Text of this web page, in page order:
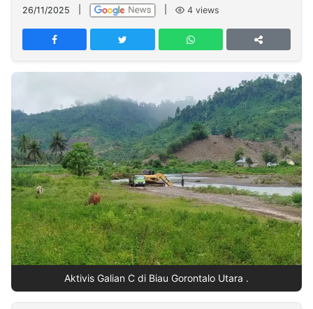
Network
PT
TREETAN
INDONESIA
Partner
Insight
NTB
Suara
Time
Lens
IDN
Daily
Jogja
Jalan
Rakyat
Idealita
News
Kita
Notice
Radar
Baru
Seedbacklink
Follow
Kabarbaru
26/11/2025 4 views
Aktivis Galian C di Biau Gorontalo Utara .